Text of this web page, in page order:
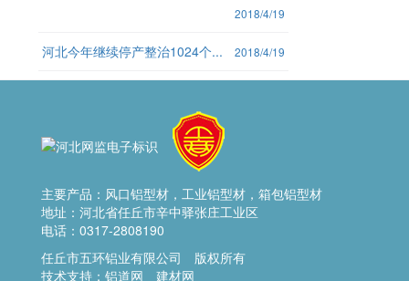
2018/4/19
河北今年继续停产整治1024个... 2018/4/19
主要产品： 风口铝型材，工业铝型材，箱包铝型材
地址：河北省任丘市辛中驿张庄工业区
电话：0317-2808190
任丘市五环铝业有限公司 版权所有
技术支持： 铝道网 建材网